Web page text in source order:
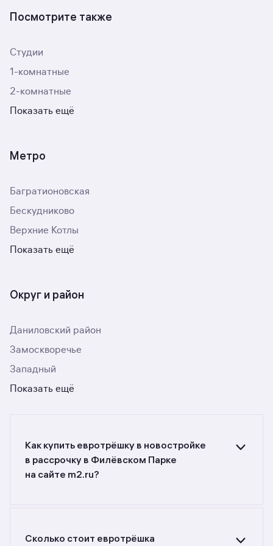
Посмотрите также
Студии
1-комнатные
2-комнатные
Показать ещё
Метро
Багратионовская
Бескудниково
Верхние Котлы
Показать ещё
Округ и район
Даниловский район
Замоскворечье
Западный
Показать ещё
Как купить евротрёшку в новостройке
в рассрочку в Филёвском Парке
на сайте m2.ru?
фильтрами или поиском в разделе.
Сколько стоит евротрёшка